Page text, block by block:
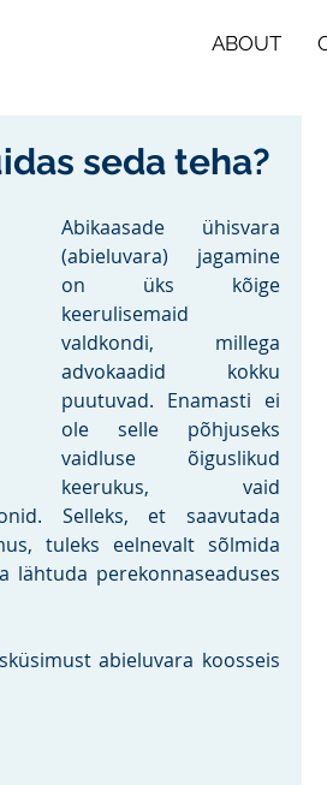
ABOUT
seda teha?
Abikaasade ühisvara
(abieluvara) jagamine
on üks kõige
keerulisemaid
valdkondi, millega
advokaadid kokku
puutuvad. Enamasti ei
ole selle põhjuseks
vaidluse õiguslikud
keerukus, vaid
Selleks, et saavutada
tuleks eelnevalt sõlmida
lähtuda perekonnaseaduses
abieluvara koosseis